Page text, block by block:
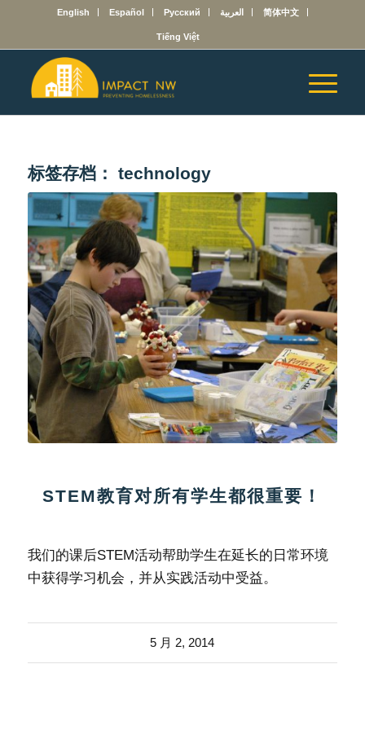
English Español Русский العربية 简体中文
Tiếng Việt
标签存档： technology
STEM教育对所有学生都很重要！
我们的课后STEM活动帮助学生在延长的日常环境
中获得学习机会，并从实践活动中受益。
5 月 2, 2014